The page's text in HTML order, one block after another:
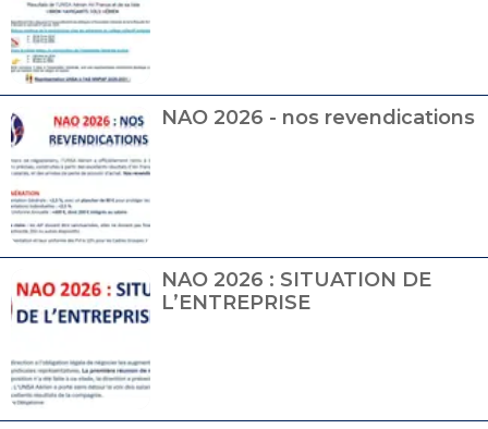
NAO 2026 - nos revendications
NAO 2026 : SITUATION DE
L’ENTREPRISE